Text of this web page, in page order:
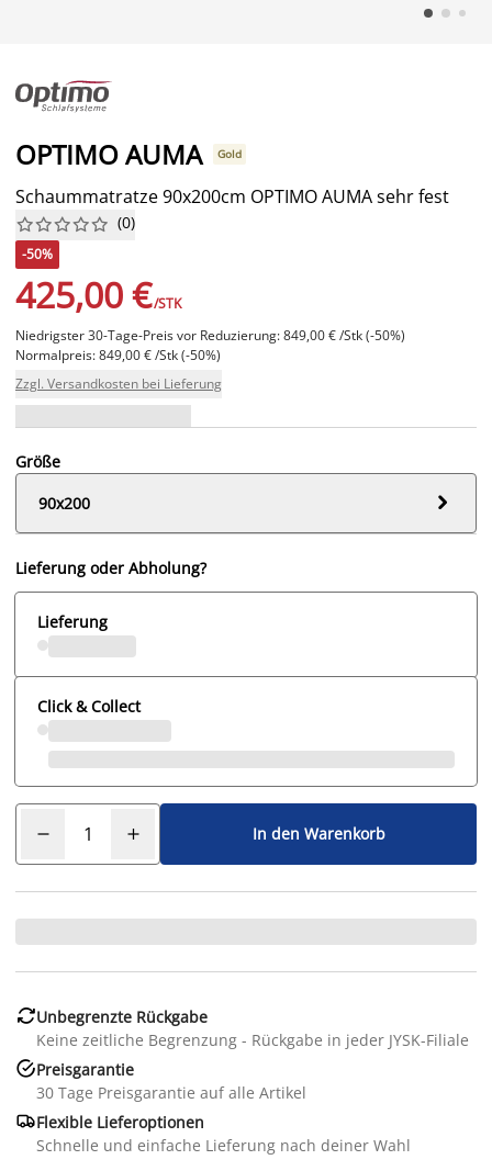
OPTIMO AUMA Gold
Schaummatratze 90x200cm OPTIMO AUMA sehr fest





 (0)
-50%
425,00 €/STK
Niedrigster 30-Tage-Preis vor Reduzierung: 849,00 € /Stk (-50%)
Normalpreis: 849,00 € /Stk (-50%)
Zzgl. Versandkosten bei Lieferung
Größe
90x200

Lieferung oder Abholung?
Lieferung
Click & Collect
In den Warenkorb
Unbegrenzte Rückgabe
Keine zeitliche Begrenzung - Rückgabe in jeder JYSK-Filiale
Preisgarantie
30 Tage Preisgarantie auf alle Artikel
Flexible Lieferoptionen
Schnelle und einfache Lieferung nach deiner Wahl